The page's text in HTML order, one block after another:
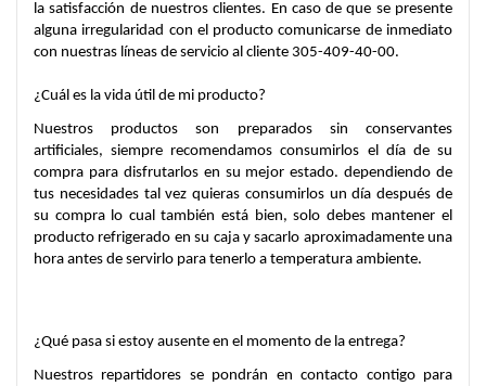
la satisfacción de nuestros clientes. En caso de que se presente
alguna irregularidad con el producto comunicarse de inmediato
con nuestras líneas de servicio al cliente 305-409-40-00.
¿Cuál es la vida útil de mi producto?
Nuestros productos son preparados sin conservantes
artificiales, siempre recomendamos consumirlos el día de su
compra para disfrutarlos en su mejor estado. dependiendo de
tus necesidades tal vez quieras consumirlos un día después de
su compra lo cual también está bien, solo debes mantener el
producto refrigerado en su caja y sacarlo aproximadamente una
hora antes de servirlo para tenerlo a temperatura ambiente.
¿Qué pasa si estoy ausente en el momento de la entrega?
Nuestros repartidores se pondrán en contacto contigo para